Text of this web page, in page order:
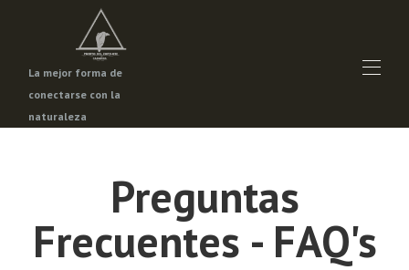
La mejor forma de
conectarse con la
naturaleza
Promociones
Qué visitar en Pinal de Amoles
Contáctenos
Preguntas
Frecuentes - FAQ's